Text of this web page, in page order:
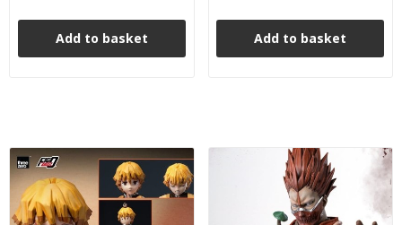
Add to basket Add to basket